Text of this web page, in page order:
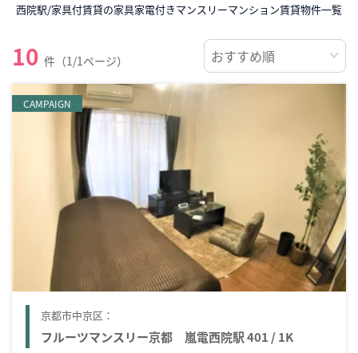
西院駅/家具付賃貸の家具家電付きマンスリーマンション賃貸物件一覧
10 件（1/1ページ）
CAMPAIGN
京都市中京区：
フルーツマンスリー京都 嵐電西院駅 401 / 1K